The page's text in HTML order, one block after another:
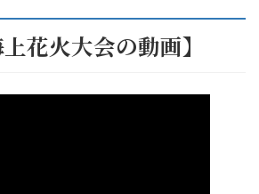
上花火大会の動画】